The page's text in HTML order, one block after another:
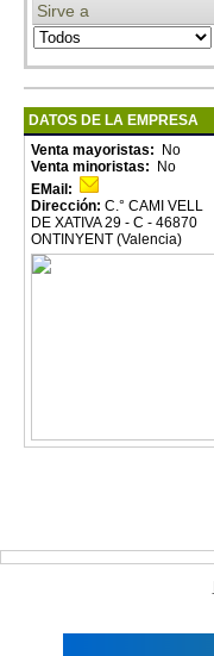
Sirve a
DATOS DE LA EMPRESA
Venta mayoristas:
No
Venta minoristas:
No
EMail:
Dirección: C.° CAMI VELL
DE XATIVA 29 - C - 46870
ONTINYENT (Valencia)